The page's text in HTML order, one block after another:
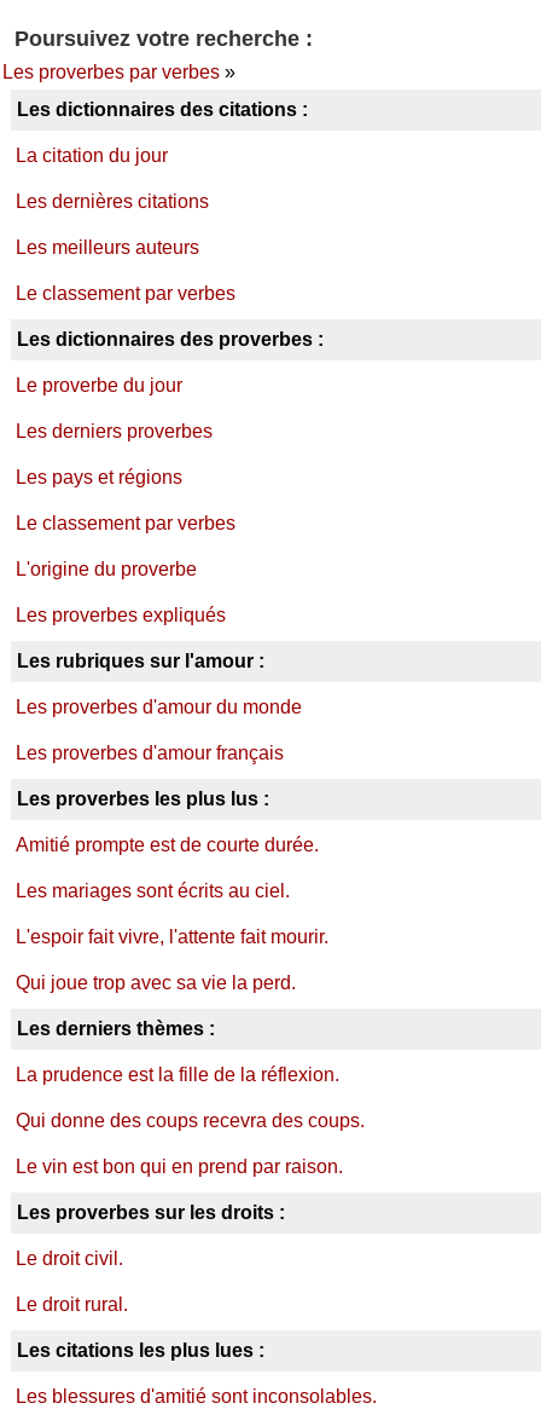
Poursuivez votre recherche :
Les proverbes par verbes»
Les dictionnaires des citations :
La citation du jour
Les dernières citations
Les meilleurs auteurs
Le classement par verbes
Les dictionnaires des proverbes :
Le proverbe du jour
Les derniers proverbes
Les pays et régions
Le classement par verbes
L'origine du proverbe
Les proverbes expliqués
Les rubriques sur l'amour :
Les proverbes d'amour du monde
Les proverbes d'amour français
Les proverbes les plus lus :
Amitié prompte est de courte durée.
Les mariages sont écrits au ciel.
L'espoir fait vivre, l'attente fait mourir.
Qui joue trop avec sa vie la perd.
Les derniers thèmes :
La prudence est la fille de la réflexion.
Qui donne des coups recevra des coups.
Le vin est bon qui en prend par raison.
Les proverbes sur les droits :
Le droit civil.
Le droit rural.
Les citations les plus lues :
Les blessures d'amitié sont inconsolables.